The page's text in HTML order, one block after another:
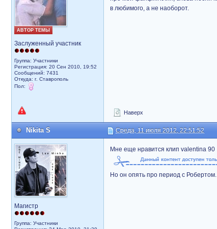
АВТОР ТЕМЫ
Заслуженный участник
Группа: Участники
Регистрация: 20 Сен 2010, 19:52
Сообщений: 7431
Откуда: г. Ставрополь
Пол:
в любимого, а не наоборот.
Наверх
Nikita S Среда, 11 июля 2012, 22:51:52
Магистр
Группа: Участники
Мне еще нравится клип valentina 90
Но он опять про период с Робертом.